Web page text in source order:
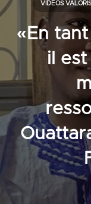
«En
il
VIDÉOS